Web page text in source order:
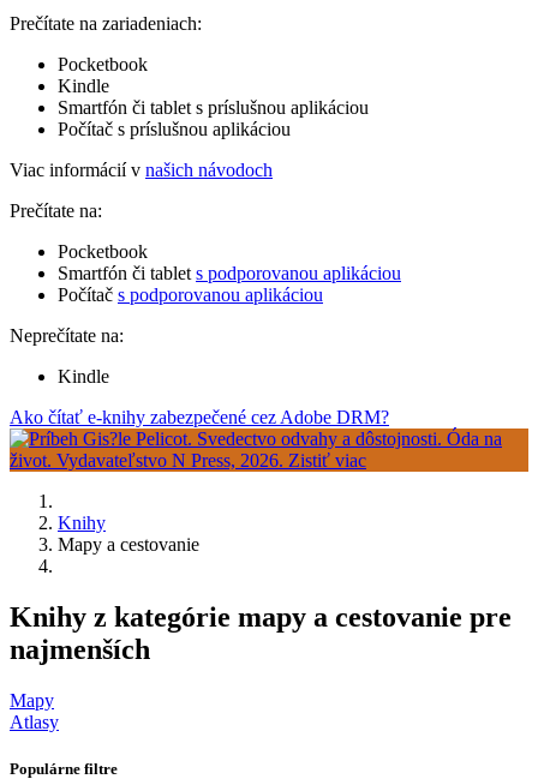
Prečítate na zariadeniach:
Pocketbook
Kindle
Smartfón či tablet s príslušnou aplikáciou
Počítač s príslušnou aplikáciou
Viac informácií v našich návodoch
Prečítate na:
Pocketbook
Smartfón či tablet s podporovanou aplikáciou
Počítač s podporovanou aplikáciou
Neprečítate na:
Kindle
Ako čítať e-knihy zabezpečené cez Adobe DRM?
Knihy
Mapy a cestovanie
Knihy z kategórie mapy a cestovanie pre
najmenších
Mapy
Atlasy
Populárne filtre